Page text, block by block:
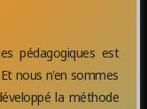
pédagogiques est
nous n'en sommes
la méthode